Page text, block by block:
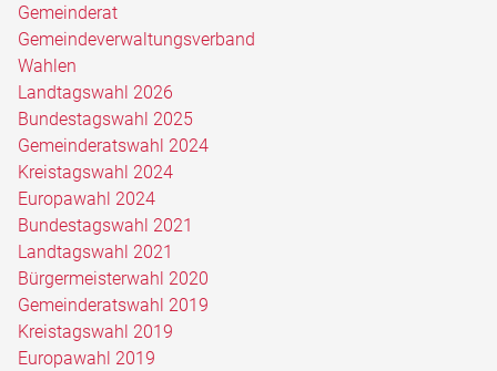
Gemeinderat
Gemeindeverwaltungsverband
Wahlen
Landtagswahl 2026
Bundestagswahl 2025
Gemeinderatswahl 2024
Kreistagswahl 2024
Europawahl 2024
Bundestagswahl 2021
Landtagswahl 2021
Bürgermeisterwahl 2020
Gemeinderatswahl 2019
Kreistagswahl 2019
Europawahl 2019